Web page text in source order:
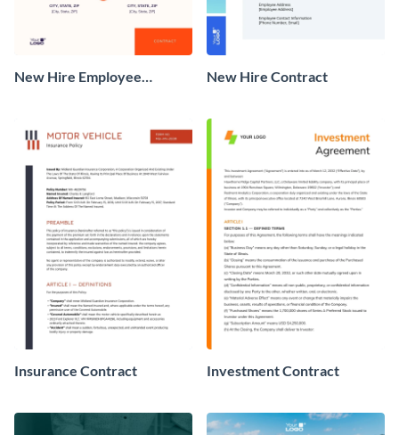
New Hire Employee
New Hire Contract
Insurance Contract Investment Contract